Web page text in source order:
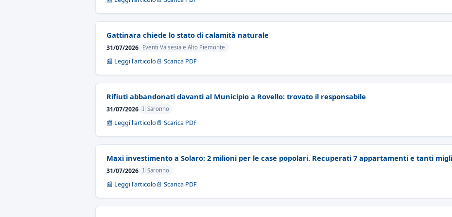
Gattinara chiede lo stato di calamità naturale
31/07/2026 Eventi Valsesia e Alto Piemonte
📰 Leggi l'articolo 📄 Scarica PDF
Rifiuti abbandonati davanti al Municipio a Rovello: trovato il responsabile
31/07/2026 Il Saronno
📰 Leggi l'articolo 📄 Scarica PDF
Maxi investimento a Solaro: 2 milioni per le case popolari. Recuperati 7 appartamenti e tanti
31/07/2026 Il Saronno
📰 Leggi l'articolo 📄 Scarica PDF